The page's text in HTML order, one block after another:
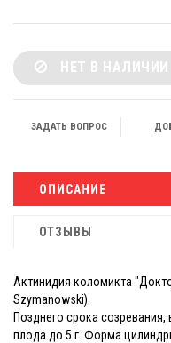
НЕТ В НАЛИЧИИ
ЗАДАТЬ ВОПРОС
ОПИСАНИЕ
ОТЗЫВЫ
Актинидия коломикта
Szymanowski).
Позднего срока созревания,
плода до 5 г. Форма